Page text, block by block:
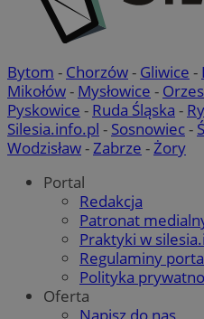
Bytom - Chorzów- Gliwice -
Mikołów- Mysłowice -
Pyskowice - Ruda Śląska -
Silesia.info.pl - Sosnowiec-
Wodzisław-Zabrze -Żory
Portal
Redakcja
Patronat
Praktyki w
Regulaminy
Polityka
Oferta